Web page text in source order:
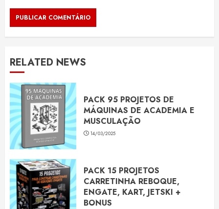
RELATED NEWS
PACK 95 PROJETOS DE
MÁQUINAS DE ACADEMIA E
MUSCULAÇÃO
14/03/2025
PACK 15 PROJETOS
CARRETINHA REBOQUE,
ENGATE, KART, JETSKI +
BONUS